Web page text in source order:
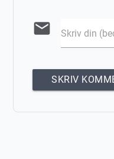
email Skriv din
SKRIV